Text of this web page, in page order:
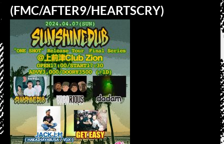
(FMC/AFTER9/HEARTSCRY)